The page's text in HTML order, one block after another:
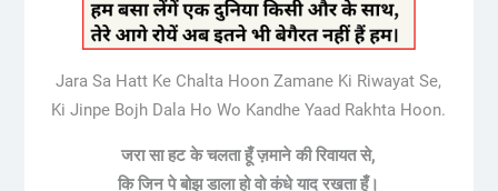
Jara Sa Hatt Ke Chalta Hoon Zamane Ki Riwayat Se,
Ki Jinpe Bojh Dala Ho Wo Kandhe Yaad Rakhta Hoon.
जरा सा हट के चलता हूँ ज़माने की रिवायत से,
कि जिन पे बोझ डाला हो वो कंधे याद रखता हूँ।